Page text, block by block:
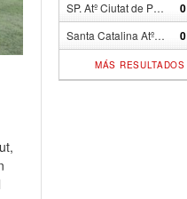
SP. Atº Ciutat de Palma 0
Santa Catalina Atº 0
MÁS RESULTADOS